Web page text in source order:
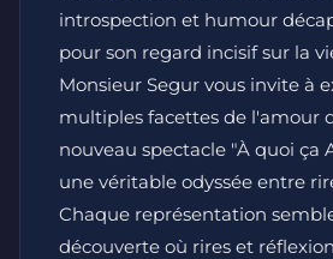
introspection et humour
pour son regard incisif sur la
Monsieur Segur vous invite à
multiples facettes de l'amour
nouveau spectacle "À quoi ça
une véritable odyssée entre
Chaque représentation
découverte où rires et